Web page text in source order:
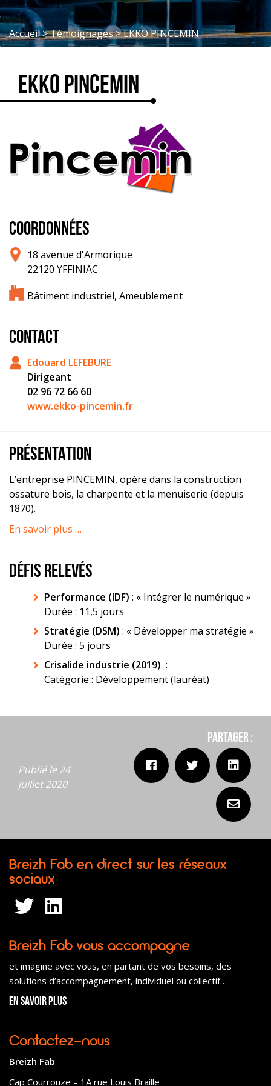
Accueil>Témoignages>EKKO PINCEMIN
EKKO PINCEMIN
COORDONNÉES
18 avenue d'Armorique
22120 YFFINIAC
Bâtiment industriel, Ameublement
CONTACT
Edouard LEFEBURE
Dirigeant
02 96 72 66 60
www.ekko-pincemin.fr
PRÉSENTATION
L’entreprise PINCEMIN, opère dans la construction
ossature bois, la charpente et la menuiserie (depuis
1870).
En savoir plus …
DÉFIS RELEVÉS
Performance (IDF) : « Intégrer le numérique »
Durée : 11,5 jours
Stratégie (DSM) : « Développer ma stratégie »
Durée : 5 jours
Crisalide industrie (2019) :
Catégorie : Développement (lauréat)
Publié le 24
juillet 2020
Partager :
Breizh Fab vous accompagne
et imagine avec vous, en partant de vos besoins, des
solutions d’accompagnement, individuel ou collectif…
En savoir plus
Contactez-nous
Breizh Fab
Cap Courrouze – 1A rue Louis Braille
Breizh Fab en direct sur les réseaux
sociaux